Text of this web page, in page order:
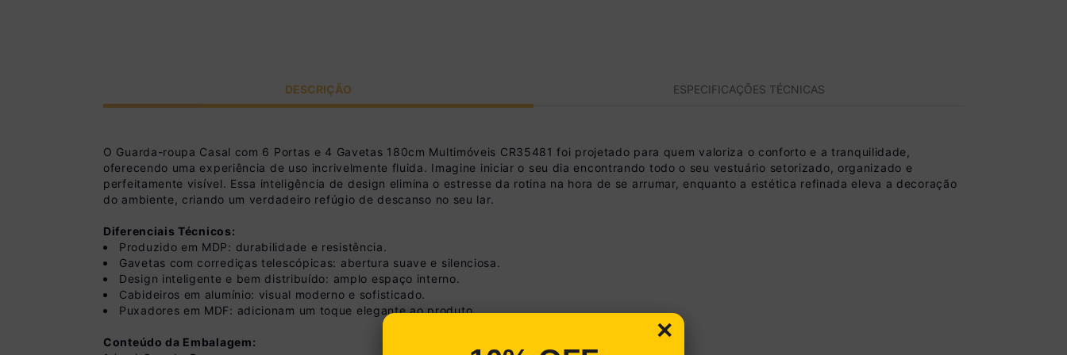
DESCRIÇÃO ESPECIFICAÇÕES TÉCNICAS
O Guarda-roupa Casal com 6 Portas e 4 Gavetas 180cm Multimóveis CR35481 foi projetado para quem valoriza o conforto e a tranquilidade,
oferecendo uma experiência de uso incrivelmente fluida. Imagine iniciar o seu dia encontrando todo o seu vestuário setorizado, organizado e
perfeitamente visível. Essa inteligência de design elimina o estresse da rotina na hora de se arrumar, enquanto a estética refinada eleva a decoração
do ambiente, criando um verdadeiro refúgio de descanso no seu lar.
Diferenciais Técnicos:
Produzido em MDP: durabilidade e resistência.
Gavetas com corrediças telescópicas: abertura suave e silenciosa.
Design inteligente e bem distribuído: amplo espaço interno.
Cabideiros em alumínio: visual moderno e sofisticado.
Puxadores em MDF: adicionam um toque elegante ao produto.
Conteúdo da Embalagem:
×